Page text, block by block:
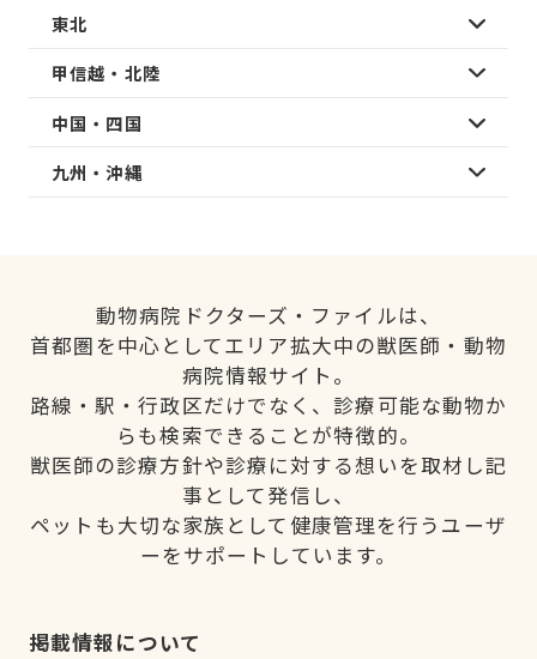
東北
甲信越・北陸
中国・四国
九州・沖縄
動物病院ドクターズ・ファイルは、
首都圏を中心としてエリア拡大中の獣医師・動物
病院情報サイト。
路線・駅・行政区だけでなく、診療可能な動物か
らも検索できることが特徴的。
獣医師の診療方針や診療に対する想いを取材し記
事として発信し、
ペットも大切な家族として健康管理を行うユーザ
ーをサポートしています。
掲載情報について